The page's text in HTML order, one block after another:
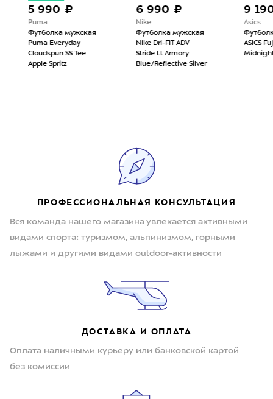
5 990 ₽
Puma
Футболка мужская
Puma Everyday
Cloudspun SS Tee
Apple Spritz
6 990 ₽
Nike
Футболка мужская
Nike Dri-FIT ADV
Stride Lt Armory
Blue/Reflective Silver
9
Asics
ASICS
ПРОФЕССИОНАЛЬНАЯ КОНСУЛЬТАЦИЯ
Вся команда нашего магазина увлекается активными
видами спорта: туризмом, альпинизмом, горными
лыжами и другими видами outdoor-активности
ДОСТАВКА И ОПЛАТА
Оплата наличными курьеру или банковской картой
без комиссии